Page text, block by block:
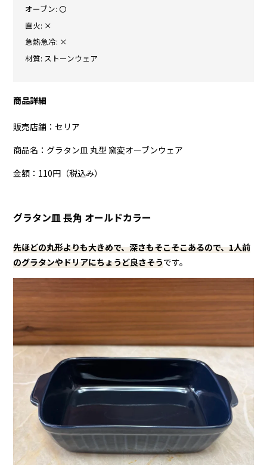
オーブン: 〇
直火: ×
急熱急冷: ×
材質: ストーンウェア
商品詳細
販売店舗：セリア
商品名：グラタン皿 丸型 窯変オーブンウェア
金額：110円（税込み）
グラタン皿 長角 オールドカラー
先ほどの丸形よりも大きめで、深さもそこそこあるので、1人前
のグラタンやドリアにちょうど良さそうです。